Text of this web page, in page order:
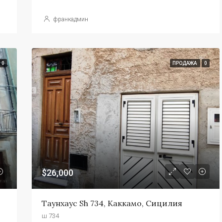
франкадмин
0 ПРОДАЖА 0
$26,000
Таунхаус Sh 734, Каккамо, Сицилия
ш 734